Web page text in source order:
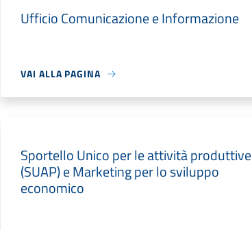
Ufficio Comunicazione e Informazione
VAI ALLA PAGINA
Sportello Unico per le attività produttive
(SUAP) e Marketing per lo sviluppo
economico